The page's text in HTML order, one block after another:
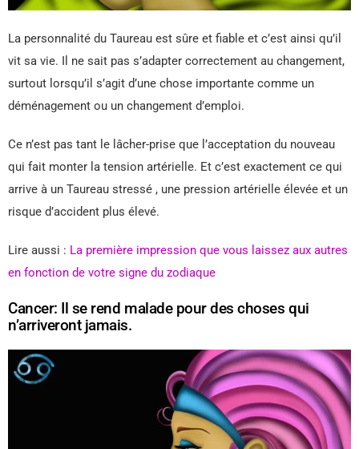
La personnalité du Taureau est sûre et fiable et c’est ainsi qu’il
vit sa vie. Il ne sait pas s’adapter correctement au changement,
surtout lorsqu’il s’agit d’une chose importante comme un
déménagement ou un changement d’emploi.
Ce n’est pas tant le lâcher-prise que l’acceptation du nouveau
qui fait monter la tension artérielle. Et c’est exactement ce qui
arrive à un Taureau stressé , une pression artérielle élevée et un
risque d’accident plus élevé.
Lire aussi : La première impression que vous laissez aux autres
en fonction de votre signe du zodiaque
Cancer: Il se rend malade pour des choses qui
n’arriveront jamais.